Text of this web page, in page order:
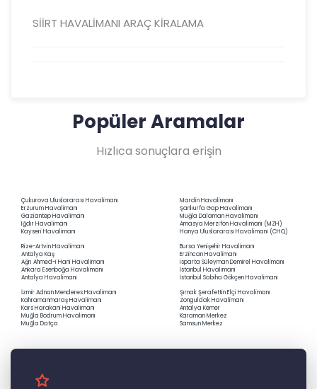
SİİRT HAVALİMANI ARAÇ KİRALAMA
Popüler Aramalar
Hızlıca sonuçlara erişin
Çukurova Uluslararası Havalimanı
Erzurum Havalimanı
Gaziantep Havalimanı
Iğdır Havalimanı
Kayseri Havalimanı
Mardin Havalimanı
Şanlıurfa Gap Havalimanı
Muğla Dalaman Havalimanı
Amasya Merzifon Havalimanı (MZH)
Hanya Uluslararası Havalimanı (CHQ)
Rize-Artvin Havalimanı
Antalya Kaş
Ağrı Ahmed-i Hani Havalimanı
Ankara Esenboğa Havalimanı
Antalya Havalimanı
Bursa Yenişehir Havalimanı
Erzincan Havalimanı
Isparta Süleyman Demirel Havalimanı
İstanbul Havalimanı
İstanbul Sabiha Gökçen Havalimanı
İzmir Adnan Menderes Havalimanı
Kahramanmaraş Havalimanı
Kars Harakani Havalimanı
Muğla Bodrum Havalimanı
Muğla Datça
Şırnak Şerafettin Elçi Havalimanı
Zonguldak Havalimanı
Antalya Kemer
Karaman Merkez
Samsun Merkez